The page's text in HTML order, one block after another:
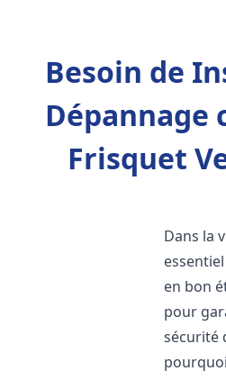
Besoin de
Dépannage
Frisquet
Dans la
en bon
pour
sécurité